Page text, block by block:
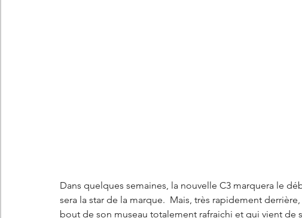
Dans quelques semaines, la nouvelle C3 marquera le
sera la star de la marque.  Mais, très rapidement
bout de son museau totalement rafraichi et qui vient de